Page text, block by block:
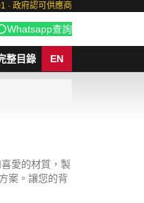
· 政府認可供應商
Whatsapp查詢
整目錄 EN
愛的材質，製
案。讓您的背